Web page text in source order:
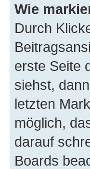
Wie
Durch
erste Seite
siehst,
letzten
möglich,
darauf
Boards